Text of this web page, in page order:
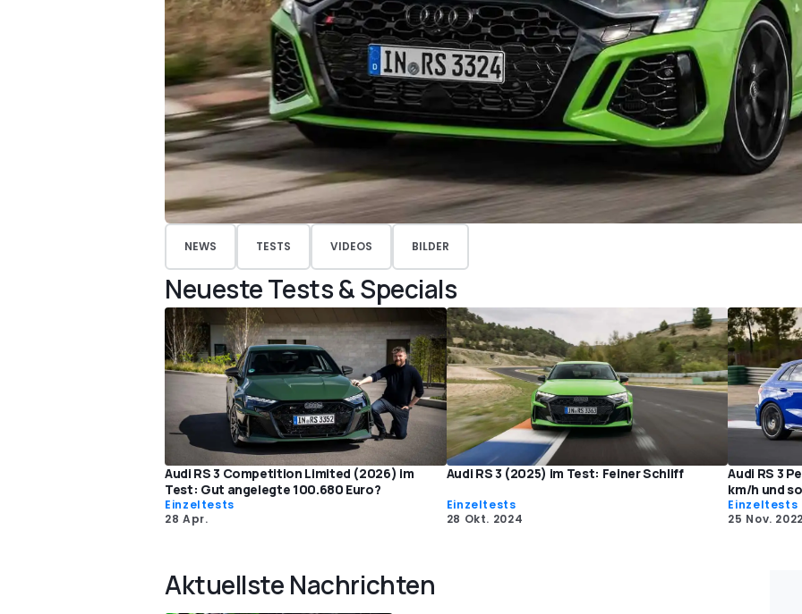
NEWS TESTS VIDEOS BILDER
Neueste Tests & Specials
Audi RS 3 Competition Limited (2026) im
Test: Gut angelegte 100.680 Euro?
Einzeltests
28 Apr.
Audi RS 3 (2025) im Test: Feiner Schliff
Einzeltests
28 Okt. 2024
Audi RS 3
km/h und
Einzeltests
25 Nov. 2022
Aktuellste Nachrichten